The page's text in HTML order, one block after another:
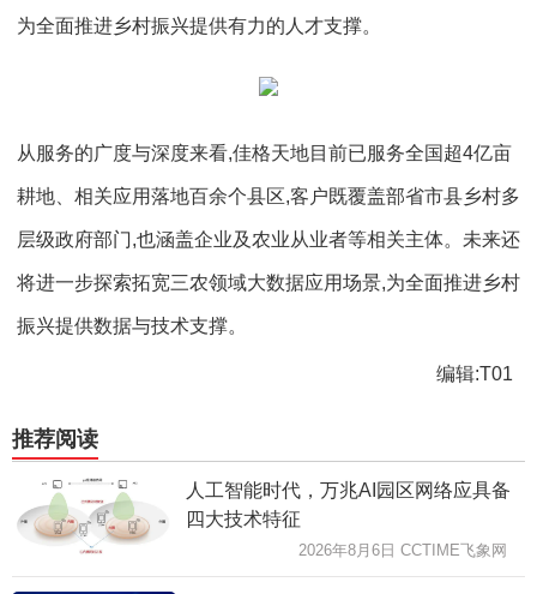
为全面推进乡村振兴提供有力的人才支撑。
从服务的广度与深度来看,佳格天地目前已服务全国超4亿亩
耕地、相关应用落地百余个县区,客户既覆盖部省市县乡村多
层级政府部门,也涵盖企业及农业从业者等相关主体。未来还
将进一步探索拓宽三农领域大数据应用场景,为全面推进乡村
振兴提供数据与技术支撑。
编辑:T01
推荐阅读
人工智能时代，万兆AI园区网络应具备
四大技术特征
2026年8月6日 CCTIME飞象网